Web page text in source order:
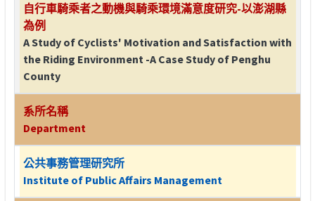
自行車騎乘者之動機與騎乘環境滿意度研究-以澎湖縣
為例
A Study of Cyclists' Motivation and Satisfaction with
the Riding Environment -A Case Study of Penghu
County
系所名稱
Department
公共事務管理研究所
Institute of Public Affairs Management